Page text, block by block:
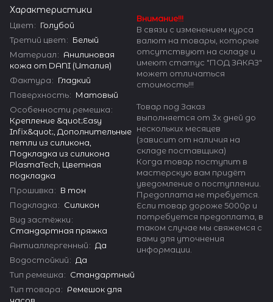
Характеристики
Цвет: Голубой
Третий цвет: Белый
Материал: Анилиновая
кожа от DANI (Италия)
Фактура: Гладкий
Поверхность: Матовый
Особенности ремешка:
Крепление &quot;Easy
Infix&quot;, Дополнительные
петли из силикона,
Подкладка из силикона
PlasmaTech, Цветная
подкладка
Прошивка: В тон
Подкладка: Силикон
Вид застёжки:
Стандартная пряжка
Антиаллергенный: Да
Водостойкий: Да
Тип ремешка: Стандартный
Тип товара: Ремешок для
Внимание!!!
В связи с изменением курса
валют на товары, которые
отсутствуют на складе и
имеют статус "ПОД ЗАКАЗ"
может отличаться
стоимость!!!
Товар под Заказ
выполняется от 3х дней до
нескольких месяцев
(зависит от наличия на
складе поставщика)
Когда товар поступит в
мастерскую вам придёт
уведомление о поступлении.
Предоплата не требуется.
Если товар дороже 5000р и
потребуется предоплата, в
таком случае мы свяжемся с
вами для уточнения
информации.